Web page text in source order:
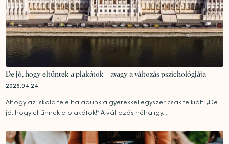
De jó, hogy eltűntek a plakátok – avagy a változás pszichológiája
2026.04.24.
Ahogy az iskola felé haladunk a gyerekkel egyszer csak felkiált: „De
jó, hogy eltűnnek a plakátok!” A változás néha így...